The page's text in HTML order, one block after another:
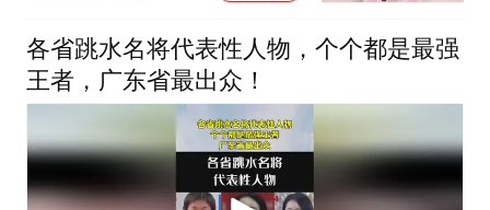
各省跳水名将代表性人物，个个都是最强
王者，广东省最出众！